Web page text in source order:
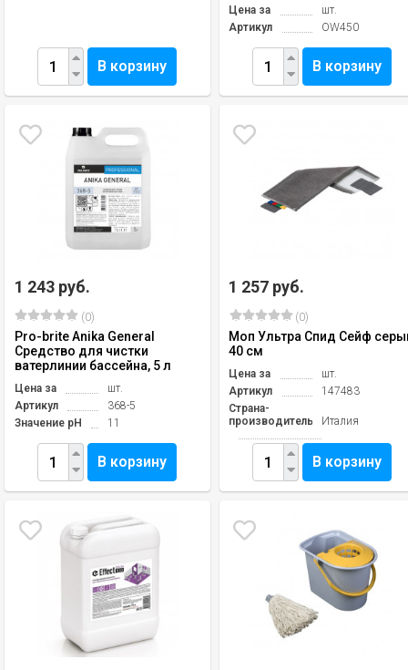
В корзину
Цена за
шт.
Артикул
OW450
В корзину
1 243 руб.
(0)
Pro-brite Anika General
Средство для чистки
ватерлинии бассейна, 5 л
Цена за
шт.
Артикул
368-5
Значение pH
11
В корзину
1 257 руб.
(0)
Моп Ультра Спид Сейф
40 см
Цена за
шт.
Артикул
147483
Страна-
производитель
Италия
В корзину